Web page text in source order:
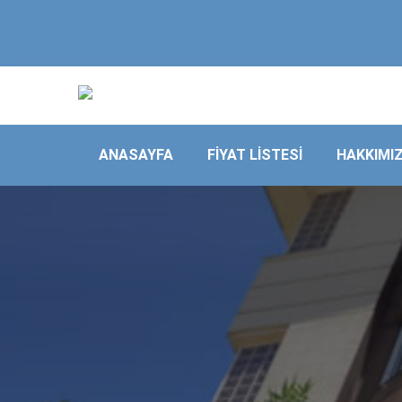
ANASAYFA FİYAT LİSTESİ
EVDEN EVE